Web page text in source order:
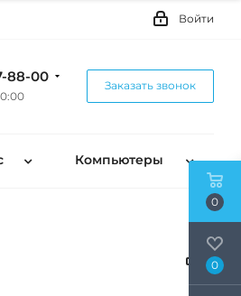
Войти
88-00
Заказать звонок
Компьютеры
0
0